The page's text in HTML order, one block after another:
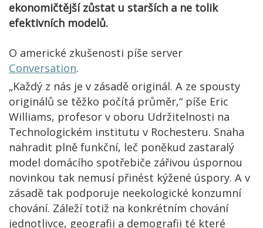
ekonomičtější zůstat u starších a ne tolik
efektivních modelů.
O americké zkušenosti píše server
Conversation.
„Každý z nás je v zásadě originál. A ze spousty
originálů se těžko počítá průměr,“ píše Eric
Williams, profesor v oboru Udržitelnosti na
Technologickém institutu v Rochesteru. Snaha
nahradit plně funkční, leč poněkud zastaralý
model domácího spotřebiče zářivou úspornou
novinkou tak nemusí přinést kýžené úspory. A v
zásadě tak podporuje neekologické konzumní
chování. Záleží totiž na konkrétním chování
jednotlivce, geografii a demografii té které